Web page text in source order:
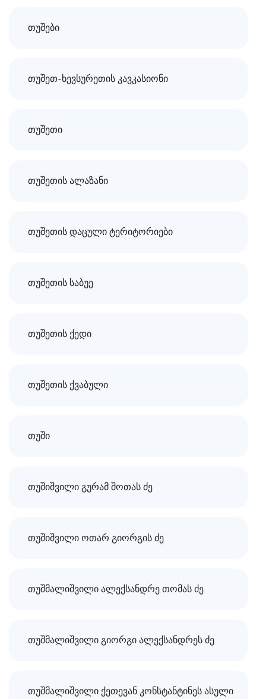
თუშები
თუშეთ-ხევსურეთის კავკასიონი
თუშეთი
თუშეთის ალაზანი
თუშეთის დაცული ტერიტორიები
თუშეთის საბუე
თუშეთის ქედი
თუშეთის ქვაბული
თუში
თუშიშვილი გურამ შოთას ძე
თუშიშვილი ოთარ გიორგის ძე
თუშმალიშვილი ალექსანდრე თომას ძე
თუშმალიშვილი გიორგი ალექსანდრეს ძე
თუშმალიშვილი ქეთევან კონსტანტინეს ასული